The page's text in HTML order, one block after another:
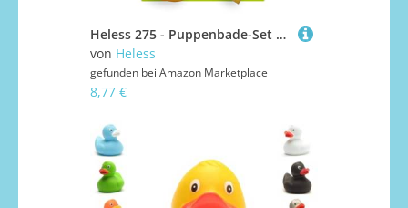
Heless 275 - Puppenbade-Set 4 teilig, Waschhandschuh, Schwamm, Badeente und Rassel, für ausgelassenen Waschspaß
von Heless
gefunden bei Amazon Marketplace
8,77 €